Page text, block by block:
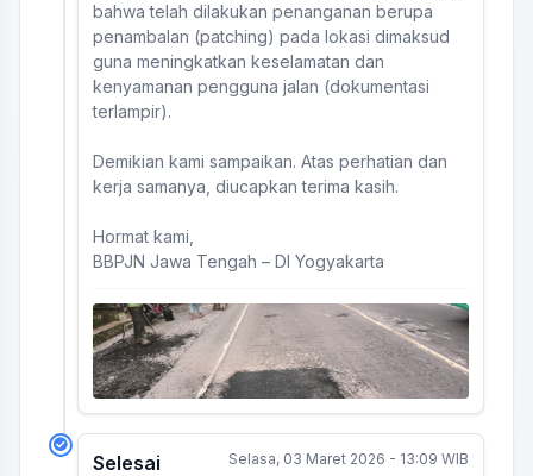
bahwa telah dilakukan penanganan berupa
penambalan (patching) pada lokasi dimaksud
guna meningkatkan keselamatan dan
kenyamanan pengguna jalan (dokumentasi
terlampir).
Demikian kami sampaikan. Atas perhatian dan
kerja samanya, diucapkan terima kasih.
Hormat kami,
BBPJN Jawa Tengah – DI Yogyakarta
Selesai Selasa, 03 Maret 2026 - 13:09 WIB